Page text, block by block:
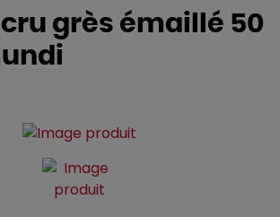
grès émaillé 50